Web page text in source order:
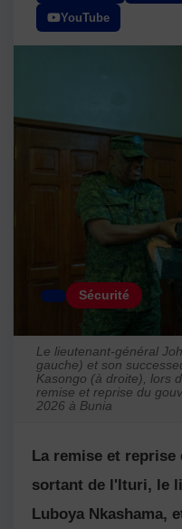
YouTube
Sécurité
Le lieutenant-général
gauche) et son
Kasongo (à droite), lors
remise et reprise du
2026 à Bunia
La remise et reprise
sortant de l'Ituri, le
Luboya Nkashama,